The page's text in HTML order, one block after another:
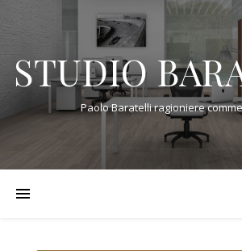
STUDIO
Paolo Baratelli ragioniere